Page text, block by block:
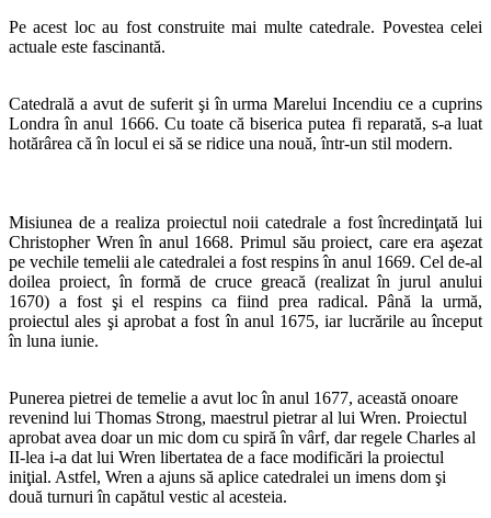
Pe acest loc au fost construite mai multe catedrale. Povestea celei
actuale este fascinantă.
Catedrală a avut de suferit şi în urma Marelui Incendiu ce a cuprins
Londra în anul 1666. Cu toate că biserica putea fi reparată, s-a luat
hotărârea că în locul ei să se ridice una nouă, într-un stil modern.
Misiunea de a realiza proiectul noii catedrale a fost încredinţată lui
Christopher Wren în anul 1668. Primul său proiect, care era aşezat
pe vechile temelii ale catedralei a fost respins în anul 1669. Cel de-al
doilea proiect, în formă de cruce greacă (realizat în jurul anului
1670) a fost şi el respins ca fiind prea radical. Până la urmă,
proiectul ales şi aprobat a fost în anul 1675, iar lucrările au început
în luna iunie.
Punerea pietrei de temelie a avut loc în anul 1677, această onoare
revenind lui Thomas Strong, maestrul pietrar al lui Wren. Proiectul
aprobat avea doar un mic dom cu spiră în vârf, dar regele Charles al
II-lea i-a dat lui Wren libertatea de a face modificări la proiectul
iniţial. Astfel, Wren a ajuns să aplice catedralei un imens dom şi
două turnuri în capătul vestic al acesteia.